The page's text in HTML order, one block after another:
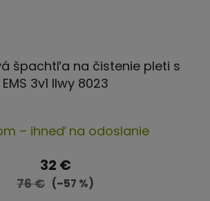
špachtľa na čistenie pleti s
EMS 3v1 Ilwy 8023
hodnotenie
produktu
je
– ihneď na odoslanie
32 €
76 € (–57 %)